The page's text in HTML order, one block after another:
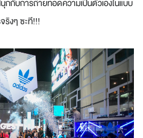
กกับการถ่ายทอดความเป็นตัวเองในแบบ
ริงๆ ซะที!!!